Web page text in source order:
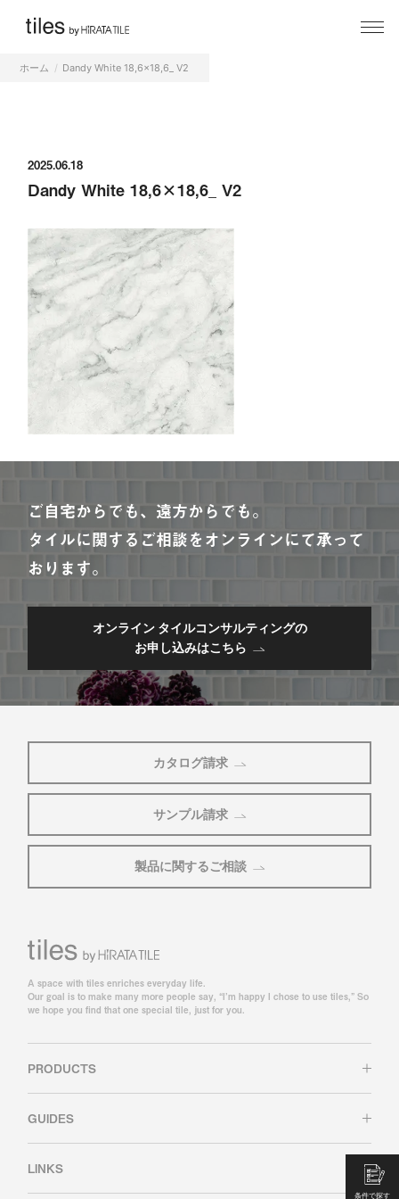
条件で探す
ホーム Dandy White 18,6x18,6_ V2
2025.06.18
Dandy White 18,6×18,6_ V2
ご自宅からでも、遠方からでも。
タイルに関するご相談をオンラインにて承って
おります。
オンライン タイルコンサルティングの
お申し込みはこちら
カタログ請求
サンプル請求
製品に関するご相談
A space with tiles enriches everyday life.
Our goal is to make many more people say, “I’m happy I chose to use tiles,” So
we hope you find that one special tile, just for you.
PRODUCTS
GUIDES
LINKS